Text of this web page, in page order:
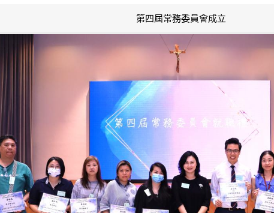
第四屆常務委員會成立